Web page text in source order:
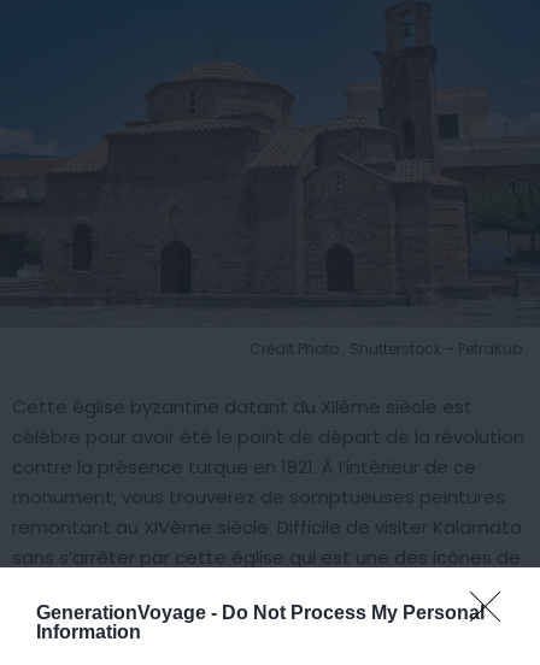
GenerationVoyage - Do Not Process My Personal
Information
Crédit Photo : Shutterstock – PetraKub
Cette église byzantine datant du XIIème siècle est
célèbre pour avoir été le point de départ de la révolution
contre la présence turque en 1821. À l’intérieur de ce
monument, vous trouverez de somptueuses peintures
remontant au XIVème siècle. Difficile de visiter Kalamata
sans s’arrêter par cette église qui est une des icônes de